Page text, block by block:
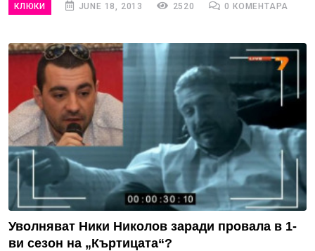
КЛЮКИ JUNE 18, 2013 2520 0 КОМЕНТАРА
Уволняват Ники Николов заради провала в 1-
ви сезон на „Къртицата“?